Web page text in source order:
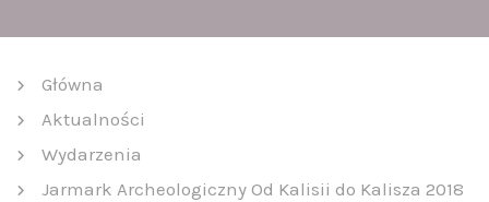
Główna
Aktualności
Wydarzenia
Jarmark Archeologiczny Od Kalisii do Kalisza 2018